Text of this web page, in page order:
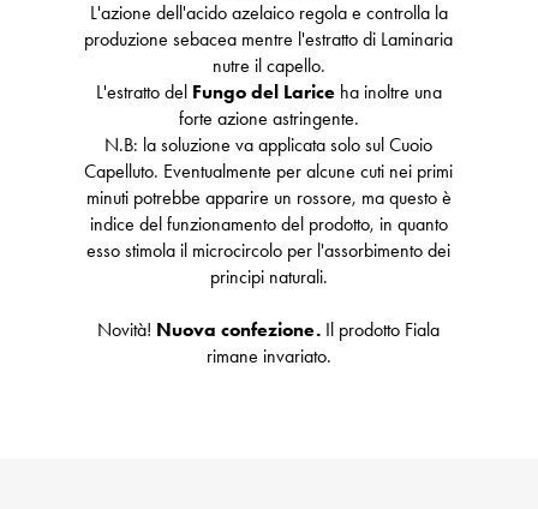
L'azione dell'acido azelaico regola e controlla la
produzione sebacea mentre l'estratto di Laminaria
nutre il capello.
L'estratto del Fungo del Lariceha inoltre una
forte azione astringente.
N.B: la soluzione va applicata solo sul Cuoio
Capelluto. Eventualmente per alcune cuti nei primi
minuti potrebbe apparire un rossore, ma questo è
indice del funzionamento del prodotto, in quanto
esso stimola il microcircolo per l'assorbimento dei
principi naturali.
Novità! Nuova confezione. Il prodotto Fiala
rimane invariato.